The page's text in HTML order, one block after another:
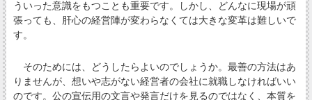
ういった意識をもつことも重要です。しかし、どんなに現場が頑
張っても、肝心の経営陣が変わらなくては大きな変革は難しいで
す。
そのためには、どうしたらよいのでしょうか。最善の方法はあ
りませんが、想いや志がない経営者の会社に就職しなければいい
のです。公の宣伝用の文言や発言だけを見るのではなく、本質を